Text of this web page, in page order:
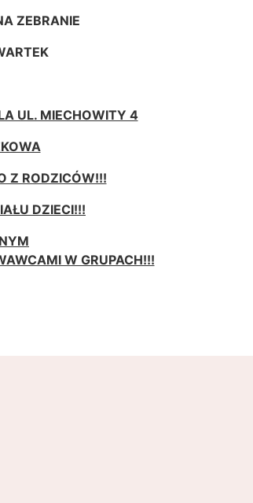
ZEBRANIE
UL. MIECHOWITY 4
Z RODZICÓW!!!
DZIECI!!!
W GRUPACH!!!